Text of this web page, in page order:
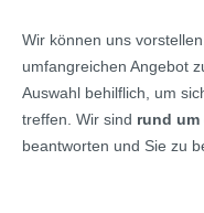
Wir können uns
umfangreichen Angebot
Auswahl behilflich, um
treffen. Wir sind rund um
beantworten und Sie zu